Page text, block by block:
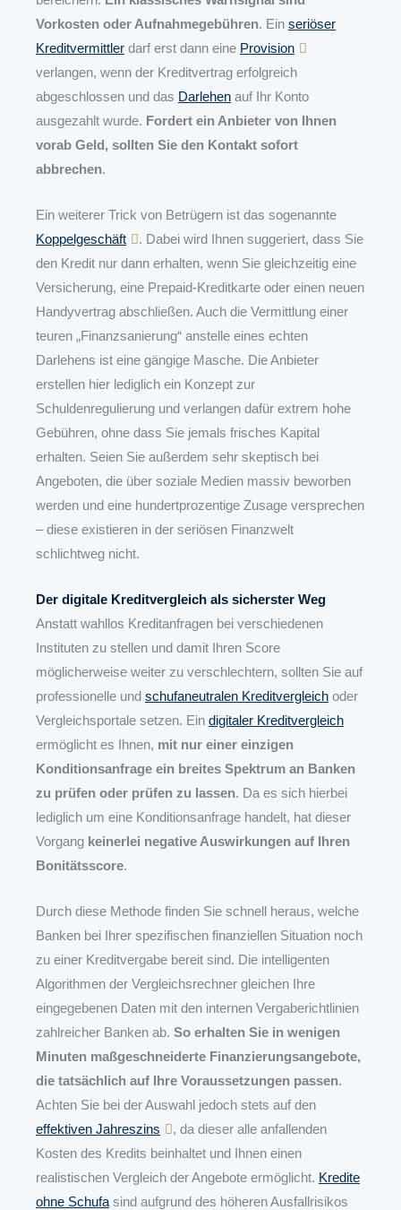
Vorkosten oder Aufnahmegebühren. Ein seriöser
Kreditvermittler darf erst dann eine Provision
verlangen, wenn der Kreditvertrag erfolgreich
abgeschlossen und das Darlehen auf Ihr Konto
ausgezahlt wurde. Fordert ein Anbieter von Ihnen
vorab Geld, sollten Sie den Kontakt sofort
abbrechen.
Ein weiterer Trick von Betrügern ist das sogenannte
Koppelgeschäft
. Dabei wird Ihnen suggeriert, dass Sie
den Kredit nur dann erhalten, wenn Sie gleichzeitig eine
Versicherung, eine Prepaid-Kreditkarte oder einen neuen
Handyvertrag abschließen. Auch die Vermittlung einer
teuren „Finanzsanierung“ anstelle eines echten
Darlehens ist eine gängige Masche. Die Anbieter
erstellen hier lediglich ein Konzept zur
Schuldenregulierung und verlangen dafür extrem hohe
Gebühren, ohne dass Sie jemals frisches Kapital
erhalten. Seien Sie außerdem sehr skeptisch bei
Angeboten, die über soziale Medien massiv beworben
werden und eine hundertprozentige Zusage versprechen
– diese existieren in der seriösen Finanzwelt
schlichtweg nicht.
Der digitale Kreditvergleich als sicherster Weg
Anstatt wahllos Kreditanfragen bei verschiedenen
Instituten zu stellen und damit Ihren Score
möglicherweise weiter zu verschlechtern, sollten Sie auf
professionelle und schufaneutralen Kreditvergleich oder
Vergleichsportale setzen. Ein digitaler Kreditvergleich
ermöglicht es Ihnen, mit nur einer einzigen
Konditionsanfrage ein breites Spektrum an Banken
zu prüfen oder prüfen zu lassen. Da es sich hierbei
lediglich um eine Konditionsanfrage handelt, hat dieser
Vorgang keinerlei negative Auswirkungen auf Ihren
Bonitätsscore.
Durch diese Methode finden Sie schnell heraus, welche
Banken bei Ihrer spezifischen finanziellen Situation noch
zu einer Kreditvergabe bereit sind. Die intelligenten
Algorithmen der Vergleichsrechner gleichen Ihre
eingegebenen Daten mit den internen Vergaberichtlinien
zahlreicher Banken ab. So erhalten Sie in wenigen
Minuten maßgeschneiderte Finanzierungsangebote,
die tatsächlich auf Ihre Voraussetzungen passen.
Achten Sie bei der Auswahl jedoch stets auf den
effektiven Jahreszins
, da dieser alle anfallenden
Kosten des Kredits beinhaltet und Ihnen einen
realistischen Vergleich der Angebote ermöglicht. Kredite
ohne Schufa sind aufgrund des höheren Ausfallrisikos